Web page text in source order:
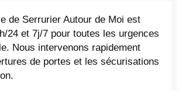
de Serrurier Autour de Moi est
24 et 7j/7 pour toutes les urgences
Nous intervenons rapidement
de portes et les sécurisations